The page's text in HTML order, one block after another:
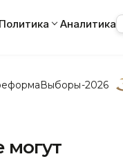
Политика Аналитика
Выборы-2026
могут